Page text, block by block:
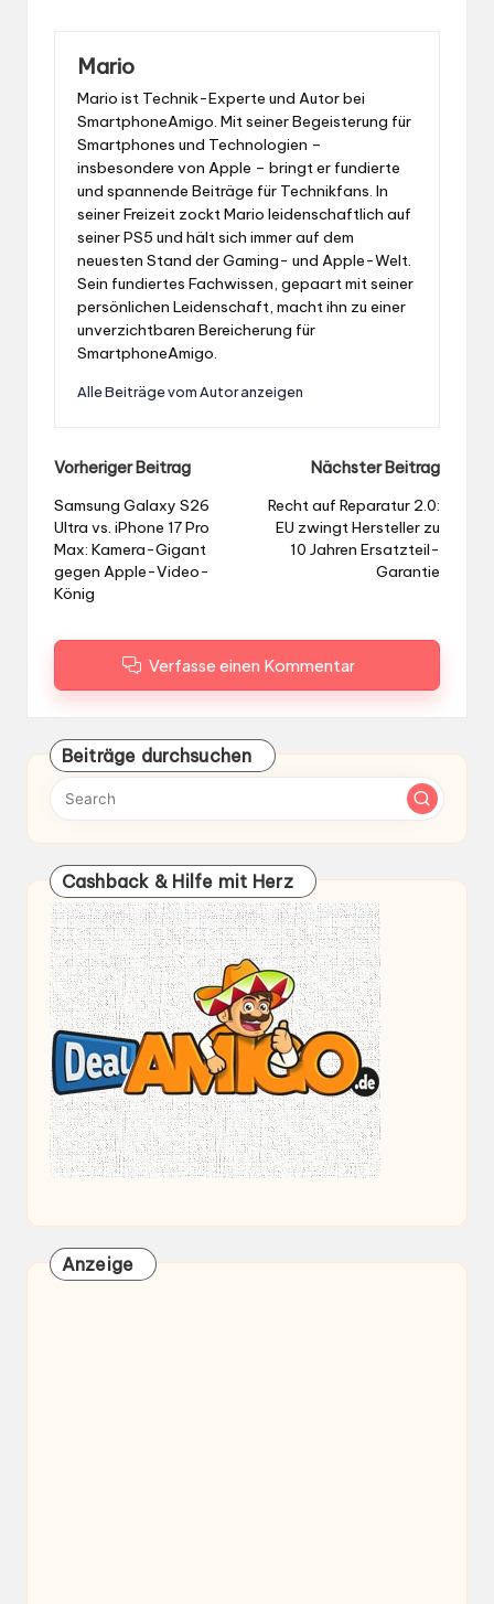
Mario
Mario ist Technik-Experte und Autor bei
SmartphoneAmigo. Mit seiner Begeisterung für
Smartphones und Technologien –
insbesondere von Apple – bringt er fundierte
und spannende Beiträge für Technikfans. In
seiner Freizeit zockt Mario leidenschaftlich auf
seiner PS5 und hält sich immer auf dem
neuesten Stand der Gaming- und Apple-Welt.
Sein fundiertes Fachwissen, gepaart mit seiner
persönlichen Leidenschaft, macht ihn zu einer
unverzichtbaren Bereicherung für
SmartphoneAmigo.
Alle Beiträge vom Autor anzeigen
Post
navigation
Vorheriger Beitrag
Samsung Galaxy S26
Ultra vs. iPhone 17 Pro
Max: Kamera-Gigant
gegen Apple-Video-
König
Nächster Beitrag
Recht auf Reparatur 2.0:
EU zwingt Hersteller zu
10 Jahren Ersatzteil-
Garantie
Verfasse einen Kommentar
Beiträge durchsuchen
Cashback & Hilfe mit Herz
Anzeige